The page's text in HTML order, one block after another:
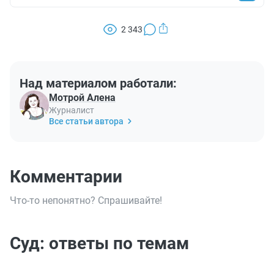
2 343
Над материалом работали:
Мотрой Алена
Журналист
Все статьи автора
Комментарии
Что-то непонятно? Спрашивайте!
Суд: ответы по темам